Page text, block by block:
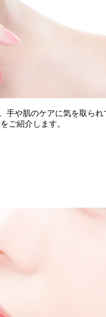
や肌のケアに気を取ら
ご紹介します。